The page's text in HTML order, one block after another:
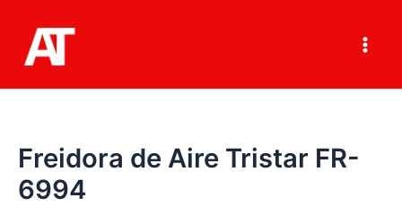
contenido
Main
Freidora de Aire Tristar FR-
6994